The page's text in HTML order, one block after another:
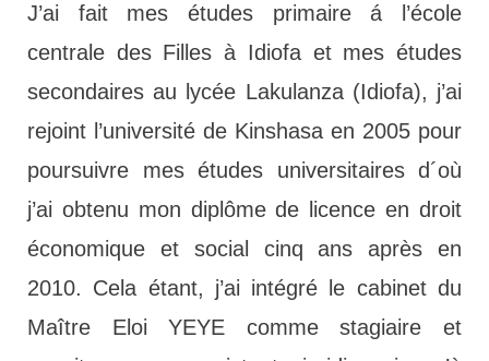
J’ai fait mes études primaire á l’école
centrale des Filles à Idiofa et mes études
secondaires au lycée Lakulanza (Idiofa), j’ai
rejoint l’université de Kinshasa en 2005 pour
poursuivre mes études universitaires d´où
j’ai obtenu mon diplôme de licence en droit
économique et social cinq ans après en
2010. Cela étant, j’ai intégré le cabinet du
Maître Eloi YEYE comme stagiaire et